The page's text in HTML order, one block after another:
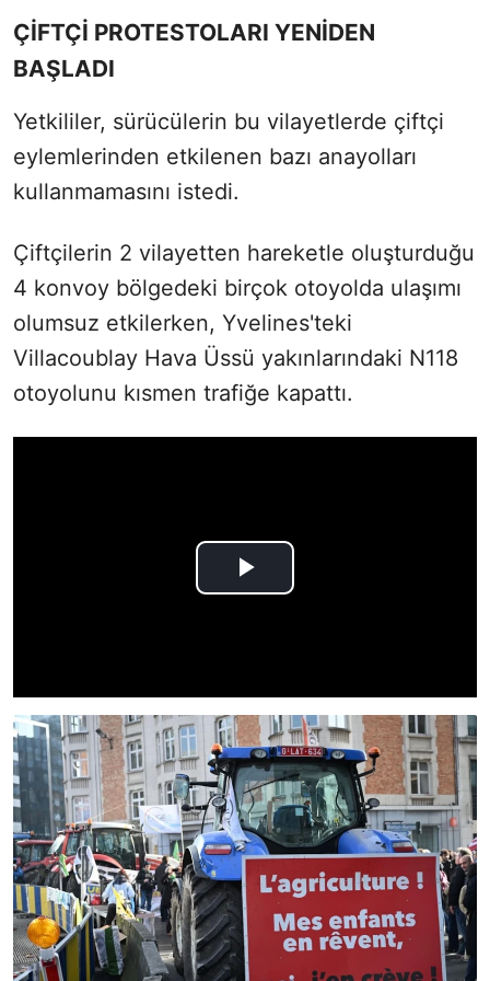
ÇİFTÇİ PROTESTOLARI YENİDEN
BAŞLADI
Yetkililer, sürücülerin bu vilayetlerde çiftçi
eylemlerinden etkilenen bazı anayolları
kullanmamasını istedi.
Çiftçilerin 2 vilayetten hareketle oluşturduğu
4 konvoy bölgedeki birçok otoyolda ulaşımı
olumsuz etkilerken, Yvelines'teki
Villacoublay Hava Üssü yakınlarındaki N118
otoyolunu kısmen trafiğe kapattı.